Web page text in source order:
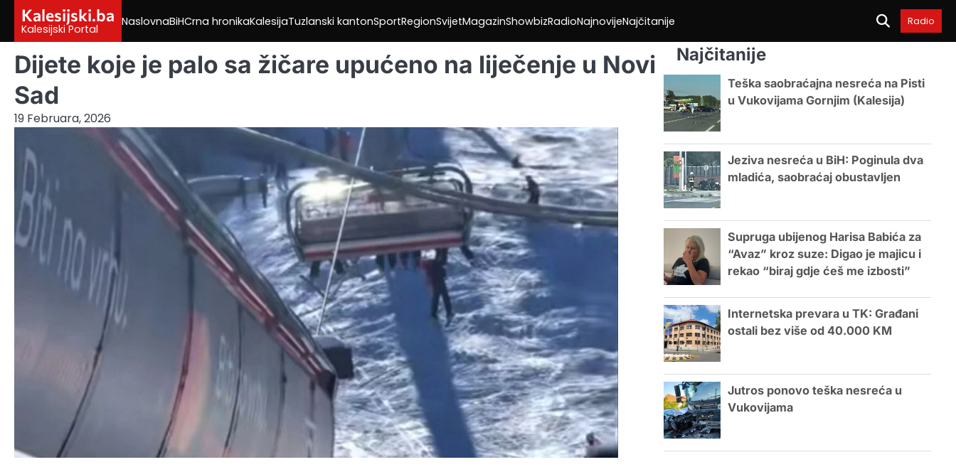
content
Kalesijski.ba
Kalesijski Portal
NaslovnaBiHCrna hronikaKalesijaTuzlanski kantonSportRegionSvijetMagazinShowbizRadioNajnovijeNajčitanije Radio
Dijete koje je palo sa žičare upućeno na liječenje u Novi
Sad
19 Februara, 2026
Najčitanije
Teška saobraćajna nesreća na Pisti
u Vukovijama Gornjim (Kalesija)
Jeziva nesreća u BiH: Poginula dva
mladića, saobraćaj obustavljen
Supruga ubijenog Harisa Babića za
“Avaz” kroz suze: Digao je majicu i
rekao “biraj gdje ćeš me izbosti”
Internetska prevara u TK: Građani
ostali bez više od 40.000 KM
Jutros ponovo teška nesreća u
Vukovijama